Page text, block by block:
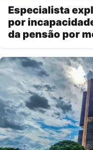
Especialista
por
da pensão por